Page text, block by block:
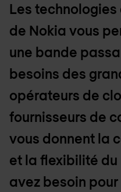
Les
de Nokia vous
une bande
besoins des
opérateurs de
fournisseurs de
vous donnent la
et la flexibilité du
avez besoin